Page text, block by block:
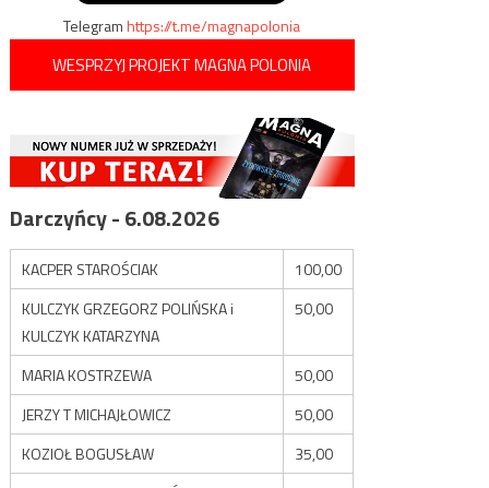
Telegramhttps://t.me/magnapolonia
WESPRZYJ PROJEKT MAGNA POLONIA
Darczyńcy - 6.08.2026
KACPER STAROŚCIAK
100,00
KULCZYK GRZEGORZ POLIŃSKA i
KULCZYK KATARZYNA
50,00
MARIA KOSTRZEWA
50,00
JERZY T MICHAJŁOWICZ
50,00
KOZIOŁ BOGUSŁAW
35,00